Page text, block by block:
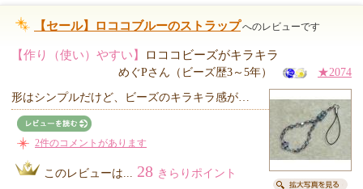
【セール】ロココブルーのストラップへのレビューです
【作り（使い）やすい】 ロココビーズがキラキラ
めぐPさん（ビーズ歴3～5年） ★2074
形はシンプルだけど、ビーズのキラキラ感が…
2件のコメントがあります
このレビューは... 28 きらりポイント